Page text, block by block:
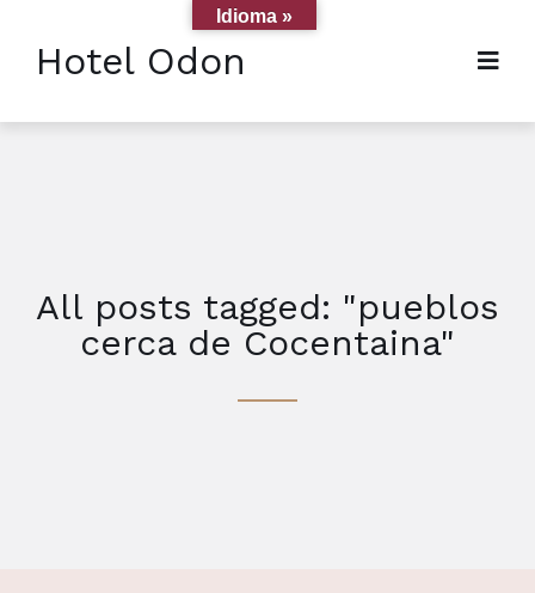
Hotel Odon
All posts tagged: "pueblos
cerca de Cocentaina"
Idioma »